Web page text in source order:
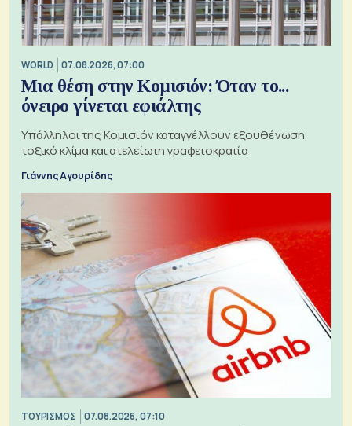
WORLD 07.08.2026, 07:00
Μια θέση στην Κομισιόν: Όταν το...
όνειρο γίνεται εφιάλτης
Υπάλληλοι της Κομισιόν καταγγέλλουν εξουθένωση,
τοξικό κλίμα και ατελείωτη γραφειοκρατία
Γιάννης Αγουρίδης
ΤΟΥΡΙΣΜΟΣ 07.08.2026, 07:10